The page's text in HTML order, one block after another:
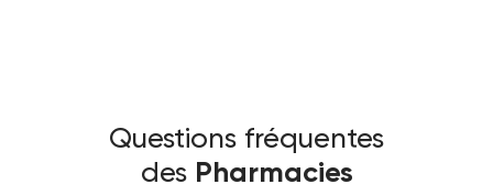
Questions fréquentes
desPharmacies